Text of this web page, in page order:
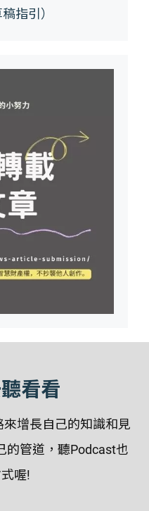
指引）
看看
增長自己的知識和見
的管道，聽Podcast也
喔!